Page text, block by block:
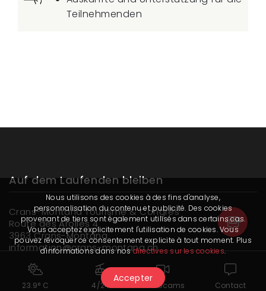
Teilnehmenden
Auf dem Laufenden bleiben
Crans-Montana Tourisme & Congrès
Route des Arolles 4
3963 Crans-Montana
information@crans-montana.ch
23.9° C 4/24 Webcams Contact
Nous utilisons des cookies à des fins d'analyse,
personnalisation du contenu et publicité. Des cookies
provenant de tiers sont également utilisés dans certains cas.
Vous acceptez explicitement l'utilisation de cookies. Vous
pouvez révoquer ce consentement explicite à tout moment. Plus
d'informations dans nosdirectives sur les cookies.
Accepter